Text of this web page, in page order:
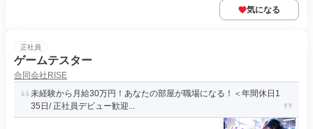
気になる
正社員
ゲームテスター
合同会社RISE
未経験から月給30万円！あなたの部屋が職場になる！＜年間休日1
35日/ 正社員デビュー歓迎...